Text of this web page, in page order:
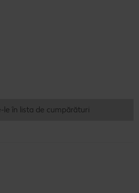
le în lista de cumpărături